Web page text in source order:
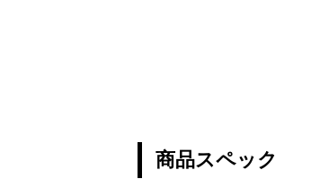
商品スペック